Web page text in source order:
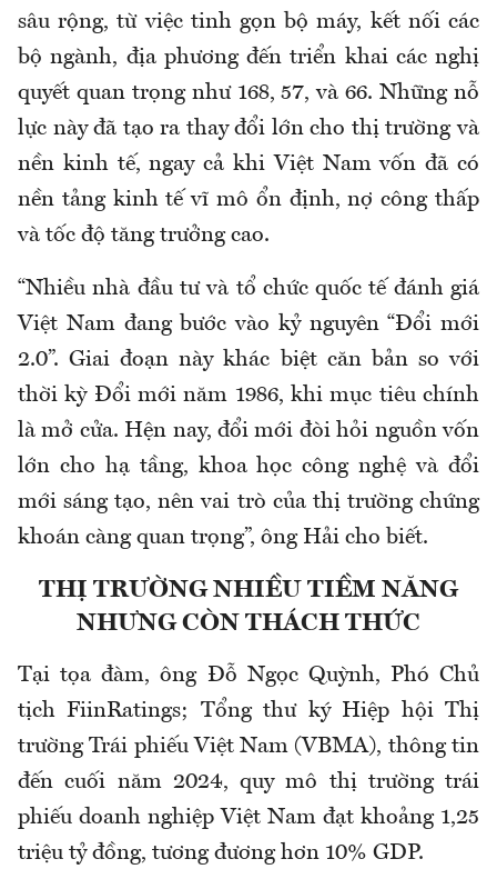
sâu rộng, từ việc tinh gọn bộ máy, kết nối các
bộ ngành, địa phương đến triển khai các nghị
quyết quan trọng như 168, 57, và 66. Những nỗ
lực này đã tạo ra thay đổi lớn cho thị trường và
nền kinh tế, ngay cả khi Việt Nam vốn đã có
nền tảng kinh tế vĩ mô ổn định, nợ công thấp
và tốc độ tăng trưởng cao.
“Nhiều nhà đầu tư và tổ chức quốc tế đánh giá
Việt Nam đang bước vào kỷ nguyên “Đổi mới
2.0”. Giai đoạn này khác biệt căn bản so với
thời kỳ Đổi mới năm 1986, khi mục tiêu chính
là mở cửa. Hện nay, đổi mới đòi hỏi nguồn vốn
lớn cho hạ tầng, khoa học công nghệ và đổi
mới sáng tạo, nên vai trò của thị trường chứng
khoán càng quan trọng”, ông Hải cho biết.
THỊ TRƯỜNG NHIỀU TIỀM NĂNG
NHƯNG CÒN THÁCH THỨC
Tại tọa đàm, ông Đỗ Ngọc Quỳnh, Phó Chủ
tịch FiinRatings; Tổng thư ký Hiệp hội Thị
trường Trái phiếu Việt Nam (VBMA), thông tin
đến cuối năm 2024, quy mô thị trường trái
phiếu doanh nghiệp Việt Nam đạt khoảng 1,25
triệu tỷ đồng, tương đương hơn 10% GDP.